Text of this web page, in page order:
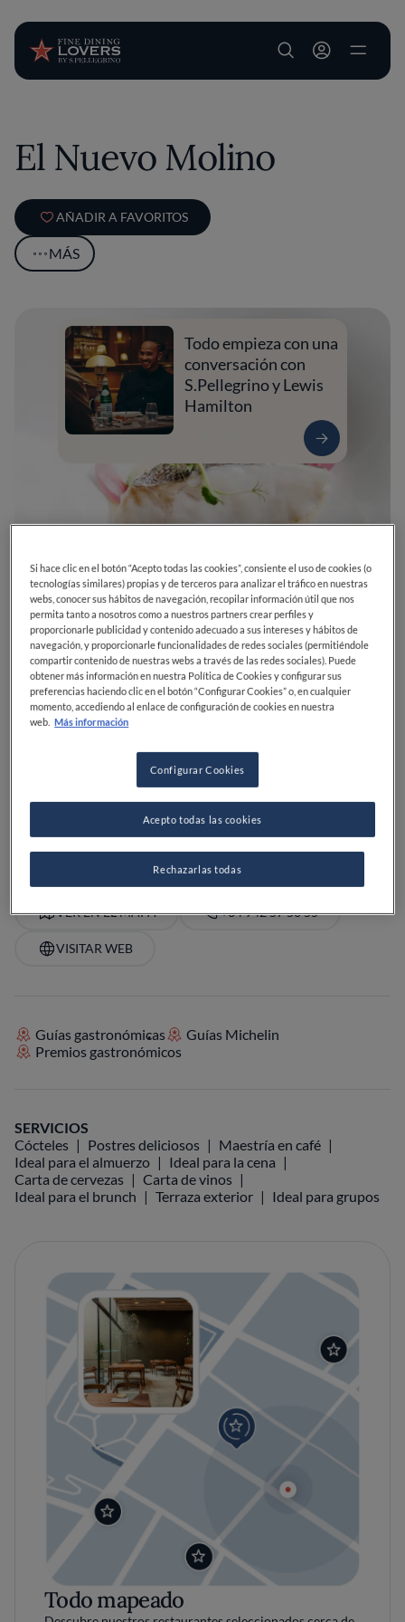
User account
El Nuevo Molino
AÑADIR A FAVORITOS
MÁS
0 0 0 0 0
Todo empieza con una
conversación con
S.Pellegrino y Lewis
Hamilton
Bo. Monsenor, 1839478
Viernes,13:30-16:00, 20:30-22:30
VER EN EL MAPA +34 942 57 50 55
VISITAR WEB
Guías gastronómicas
Guías Michelin
Premios gastronómicos
SERVICIOS
Cócteles
Postres deliciosos
Maestría en café
Ideal para el almuerzo
Ideal para la cena
Carta de cervezas
Carta de vinos
Ideal para el brunch
Terraza exterior Ideal para grupos
Todo mapeado
Si hace clic en el botón “Acepto todas las cookies”, consiente el uso de cookies (o
tecnologías similares) propias y de terceros para analizar el tráfico en nuestras
webs, conocer sus hábitos de navegación, recopilar información útil que nos
permita tanto a nosotros como a nuestros partners crear perfiles y
proporcionarle publicidad y contenido adecuado a sus intereses y hábitos de
navegación, y proporcionarle funcionalidades de redes sociales (permitiéndole
compartir contenido de nuestras webs a través de las redes sociales). Puede
obtener más información en nuestra Política de Cookies y configurar sus
preferencias haciendo clic en el botón “Configurar Cookies” o, en cualquier
momento, accediendo al enlace de configuración de cookies en nuestra
web. Más información
Configurar Cookies
Rechazarlas todas
Acepto todas las cookies